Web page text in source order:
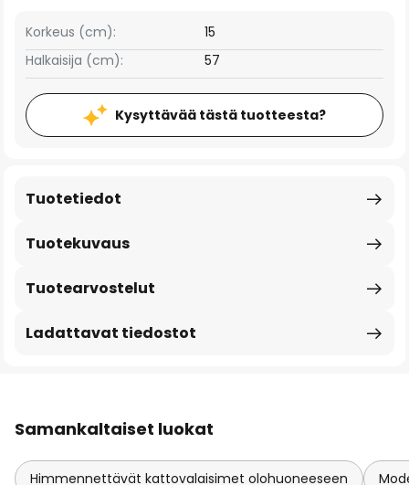
Korkeus (cm):
15
Halkaisija (cm):
57
Kysyttävää tästä tuotteesta?
Tuotekuvaus
Tuotetiedot
Tuotearvostelut
Ladattavat tiedostot
Samankaltaiset luokat
Himmennettävät kattovalaisimet olohuoneeseen